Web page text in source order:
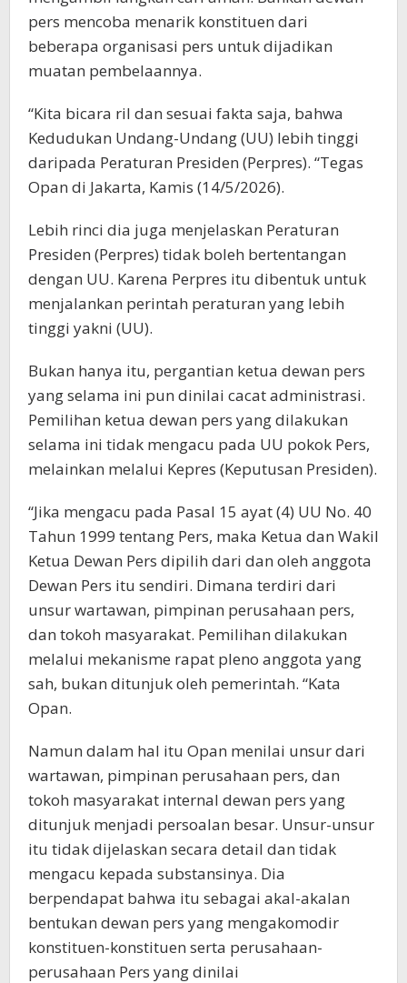
pers mencoba menarik konstituen dari
beberapa organisasi pers untuk dijadikan
muatan pembelaannya.
“Kita bicara ril dan sesuai fakta saja, bahwa
Kedudukan Undang-Undang (UU) lebih tinggi
daripada Peraturan Presiden (Perpres). “Tegas
Opan di Jakarta, Kamis (14/5/2026).
Lebih rinci dia juga menjelaskan Peraturan
Presiden (Perpres) tidak boleh bertentangan
dengan UU. Karena Perpres itu dibentuk untuk
menjalankan perintah peraturan yang lebih
tinggi yakni (UU).
Bukan hanya itu, pergantian ketua dewan pers
yang selama ini pun dinilai cacat administrasi.
Pemilihan ketua dewan pers yang dilakukan
selama ini tidak mengacu pada UU pokok Pers,
melainkan melalui Kepres (Keputusan Presiden).
“Jika mengacu pada Pasal 15 ayat (4) UU No. 40
Tahun 1999 tentang Pers, maka Ketua dan Wakil
Ketua Dewan Pers dipilih dari dan oleh anggota
Dewan Pers itu sendiri. Dimana terdiri dari
unsur wartawan, pimpinan perusahaan pers,
dan tokoh masyarakat. Pemilihan dilakukan
melalui mekanisme rapat pleno anggota yang
sah, bukan ditunjuk oleh pemerintah. “Kata
Opan.
Namun dalam hal itu Opan menilai unsur dari
wartawan, pimpinan perusahaan pers, dan
tokoh masyarakat internal dewan pers yang
ditunjuk menjadi persoalan besar. Unsur-unsur
itu tidak dijelaskan secara detail dan tidak
mengacu kepada substansinya. Dia
berpendapat bahwa itu sebagai akal-akalan
bentukan dewan pers yang mengakomodir
konstituen-konstituen serta perusahaan-
perusahaan Pers yang dinilai